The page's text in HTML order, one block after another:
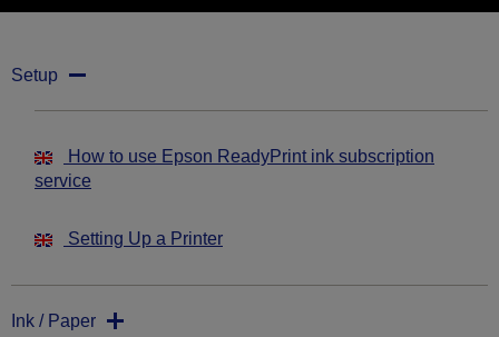
Setup
How to use Epson ReadyPrint ink subscription
service
Setting Up a Printer
Ink / Paper